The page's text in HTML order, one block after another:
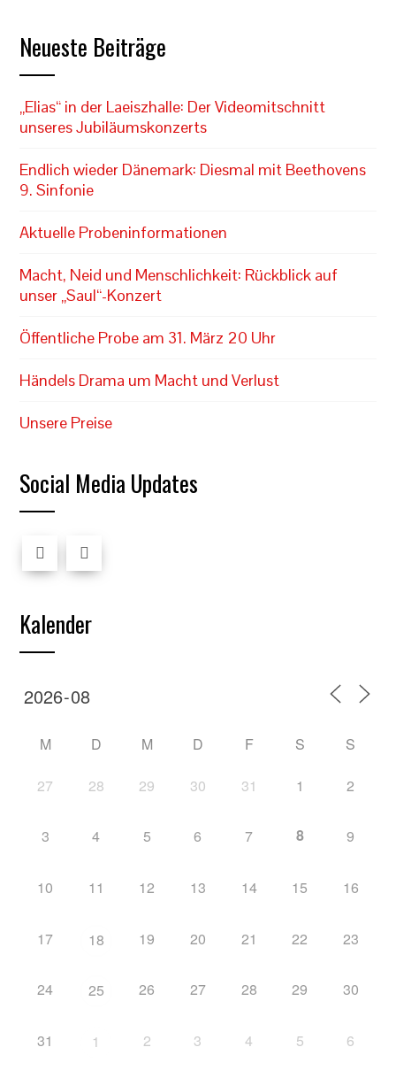
Neueste Beiträge
„Elias“ in der Laeiszhalle: Der Videomitschnitt
unseres Jubiläumskonzerts
Endlich wieder Dänemark: Diesmal mit Beethovens
9. Sinfonie
Aktuelle Probeninformationen
Macht, Neid und Menschlichkeit: Rückblick auf
unser „Saul“-Konzert
Öffentliche Probe am 31. März 20 Uhr
Händels Drama um Macht und Verlust
Unsere Preise
Social Media Updates
Kalender
M D M D F S S
27 28 29 30 31 1 2
3 4 5 6 7 8 9
10 11 12 13 14 15 16
17 18 19 20 21 22 23
24 25 26 27 28 29 30
31 1 2 3 4 5 6